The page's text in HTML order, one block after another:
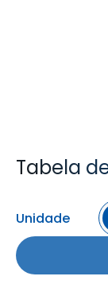
Tabela
Unidade